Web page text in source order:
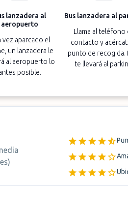
lanzadera al
aeropuerto
vez aparcado el
un lanzadera le
al aeropuerto lo
posible.
Bus lanzadera al
Llama al teléfono
contacto y
punto de recogida.
te llevará al
)